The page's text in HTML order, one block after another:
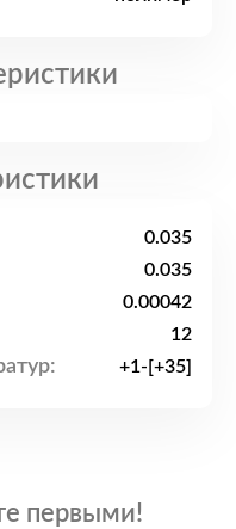
0.035
0.035
0.00042
12
+1-[+35]
первыми!